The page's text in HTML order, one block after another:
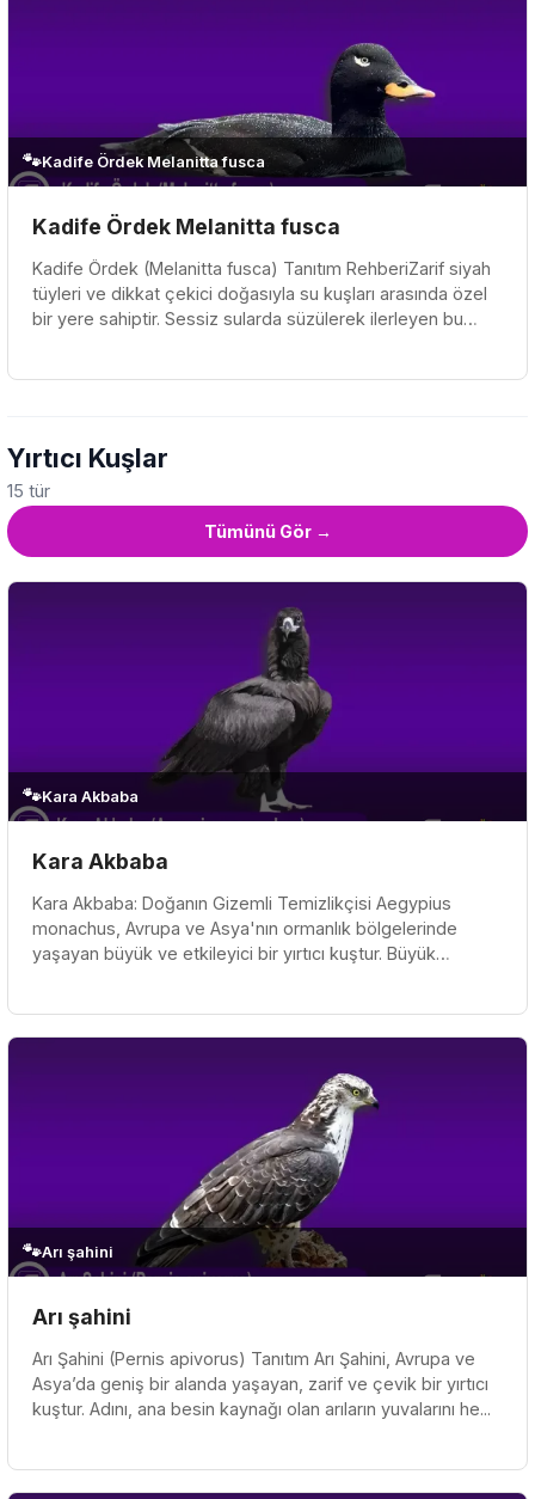
🐾Kadife Ördek Melanitta fusca
Kadife Ördek Melanitta fusca
Kadife Ördek (Melanitta fusca) Tanıtım RehberiZarif siyah
tüyleri ve dikkat çekici doğasıyla su kuşları arasında özel
bir yere sahiptir. Sessiz sularda süzülerek ilerleyen bu
Yırtıcı Kuşlar
15 tür
Tümünü Gör →
🐾Kara Akbaba
Kara Akbaba
Kara Akbaba: Doğanın Gizemli Temizlikçisi Aegypius
monachus, Avrupa ve Asya'nın ormanlık bölgelerinde
yaşayan büyük ve etkileyici bir yırtıcı kuştur. Büyük
🐾Arı şahini
Arı şahini
Arı Şahini (Pernis apivorus) Tanıtım Arı Şahini, Avrupa ve
Asya’da geniş bir alanda yaşayan, zarif ve çevik bir yırtıcı
kuştur. Adını, ana besin kaynağı olan arıların yuvalarını he...